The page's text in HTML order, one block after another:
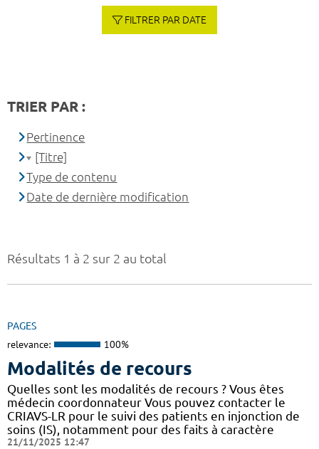
Résultats 1 à 2 sur 2 au total
PAGES
relevance: 100%
Modalités de recours
Quelles sont les modalités de recours ? Vous êtes
médecin coordonnateur Vous pouvez contacter le
CRIAVS-LR pour le suivi des patients en injonction de
soins (IS), notamment pour des faits à caractère
21/11/2025 12:47
FILTRER PAR DATE
TRIER PAR :
Pertinence
[Titre]
Type de contenu
Date de dernière modification